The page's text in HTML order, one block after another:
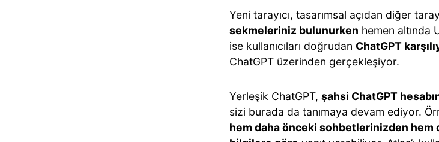
Yeni tarayıcı, tasarımsal açıdan diğer
sekmeleriniz bulunurken hemen altında
ise kullanıcıları doğrudan ChatGPT
ChatGPT üzerinden gerçekleşiyor.
Yerleşik ChatGPT, şahsi ChatGPT
sizi burada da tanımaya devam ediyor.
hem daha önceki sohbetlerinizden hem